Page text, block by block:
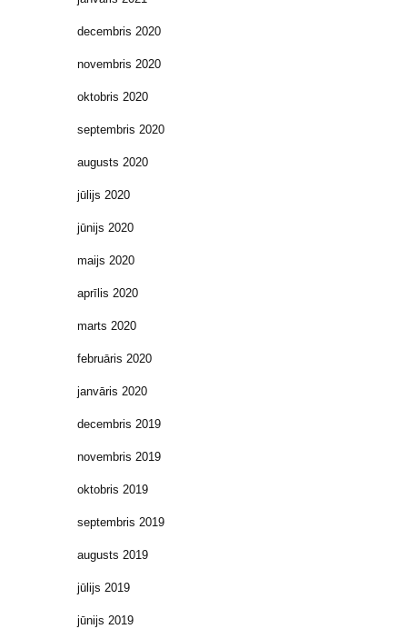
decembris 2020
novembris 2020
oktobris 2020
septembris 2020
augusts 2020
jūlijs 2020
jūnijs 2020
maijs 2020
aprīlis 2020
marts 2020
februāris 2020
janvāris 2020
decembris 2019
novembris 2019
oktobris 2019
septembris 2019
augusts 2019
jūlijs 2019
jūnijs 2019